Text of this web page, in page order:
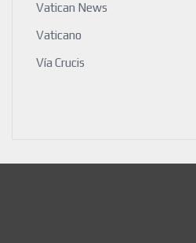
Vatican News
Vaticano
Vía Crucis